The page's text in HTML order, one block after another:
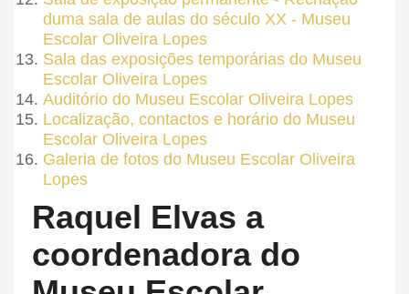
duma sala de aulas do século XX - Museu
Escolar Oliveira Lopes
Sala das exposições temporárias do Museu
Escolar Oliveira Lopes
Auditório do Museu Escolar Oliveira Lopes
Localização, contactos e horário do Museu
Escolar Oliveira Lopes
Galeria de fotos do Museu Escolar Oliveira
Lopes
Raquel Elvas a
coordenadora do